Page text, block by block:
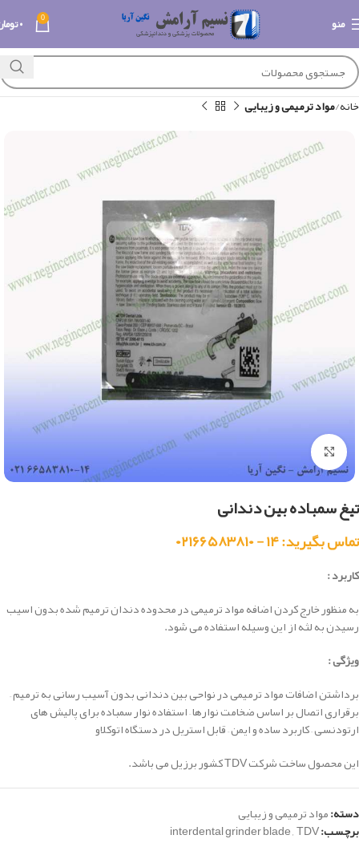
منو 0 ۰
خانه مواد ترمیمی و زیبایی
بزرگنمایی تصویر
تیغ سمباده بین دندانی
تماس بگیرید: ۱۴ - ۰۲۱۶۶۵۸۳۸۱۰
کاربرد :
به منظور خارج کردن اضافه مواد ترمیمی در محدوده دندان ترمیم شده بدون اسیب
رسیدن به لثه از این وسیله استفاده می شود.
ویژگی :
برداشتن اضافات مواد ترمیمی در نواحی بین دندانی بدون آسیب رسانی به ترمیم –
برقراری اتصال بر اساس ضخامت نوارها – استفاده نوار سمباده برای پالیش های
ارتودنسی – کاربرد ساده و ایمن – قابل استریل در دستگاه اتوکلاو
این محصول ساخت شرکت TDV کشور برزیل می باشد.
دسته:مواد ترمیمی و زیبایی
برچسب: interdental grinder blade,TDV